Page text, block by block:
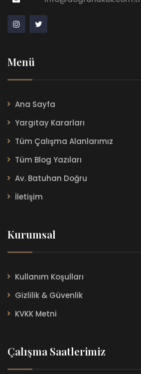
Menü
Ana Sayfa
Yargıtay Kararları
Tüm Çalışma Alanlarımız
Tüm Blog Yazıları
Av. Batuhan Doğru
İletişim
Kurumsal
Kullanım Koşulları
Gizlilik & Güvenlik
KVKK Metni
Çalışma Saatlerimiz